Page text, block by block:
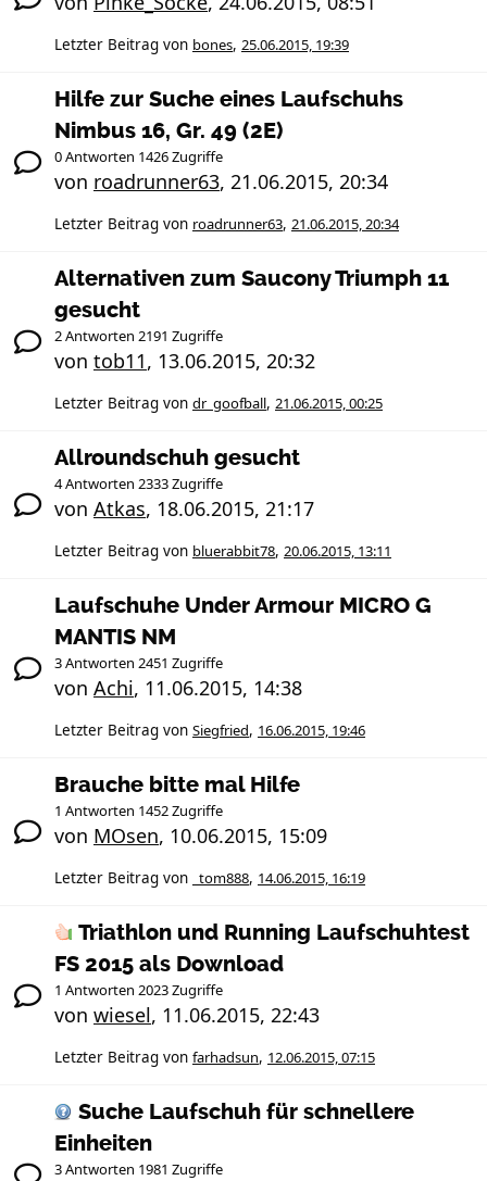
Letzter Beitrag von bones, 25.06.2015, 19:39
Hilfe zur Suche eines Laufschuhs
Nimbus 16, Gr. 49 (2E)
0 Antworten 1426 Zugriffe
von roadrunner63, 21.06.2015, 20:34
Letzter Beitrag von roadrunner63, 21.06.2015, 20:34
Alternativen zum Saucony Triumph 11
gesucht
2 Antworten 2191 Zugriffe
von tob11, 13.06.2015, 20:32
Letzter Beitrag von dr_goofball, 21.06.2015, 00:25
Allroundschuh gesucht
4 Antworten 2333 Zugriffe
von Atkas, 18.06.2015, 21:17
Letzter Beitrag von bluerabbit78, 20.06.2015, 13:11
Laufschuhe Under Armour MICRO G
MANTIS NM
3 Antworten 2451 Zugriffe
von Achi, 11.06.2015, 14:38
Letzter Beitrag von Siegfried, 16.06.2015, 19:46
Brauche bitte mal Hilfe
1 Antworten 1452 Zugriffe
von MOsen, 10.06.2015, 15:09
Letzter Beitrag von _tom888, 14.06.2015, 16:19
Triathlon und Running Laufschuhtest
FS 2015 als Download
1 Antworten 2023 Zugriffe
von wiesel, 11.06.2015, 22:43
Letzter Beitrag von farhadsun, 12.06.2015, 07:15
Suche Laufschuh für schnellere
Einheiten
3 Antworten 1981 Zugriffe